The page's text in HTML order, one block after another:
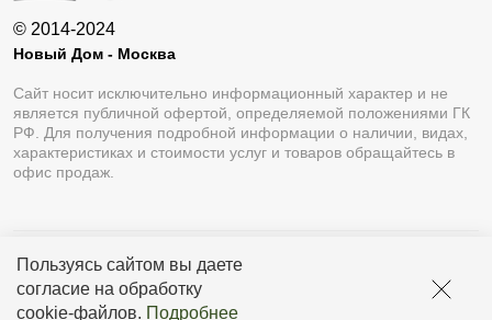
Пользуясь сайтом вы даете
согласие на обработку
cookie-файлов. Подробнее
© 2014-2024
Новый Дом - Москва
Сайт носит исключительно информационный характер и не
является публичной офертой, определяемой положениями ГК
РФ. Для получения подробной информации о наличии, видах,
характеристиках и стоимости услуг и товаров обращайтесь в
офис продаж.
Разработка сайтаLukevium
Политика конфиденциальности